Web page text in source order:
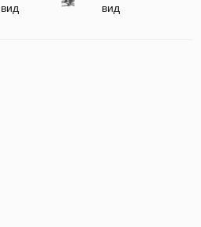
вид
вид